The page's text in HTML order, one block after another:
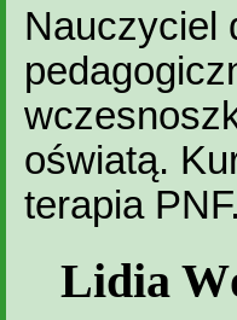
Nauczyciel
oświatą.
terapia PNF.
Lidia